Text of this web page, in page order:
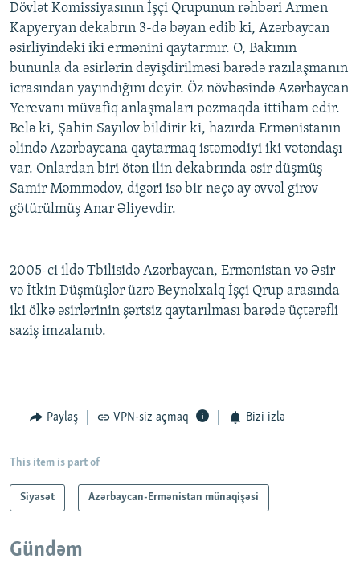
Dövlət Komissiyasının İşçi Qrupunun rəhbəri Armen
Kapyeryan dekabrın 3-də bəyan edib ki, Azərbaycan
əsirliyindəki iki ermənini qaytarmır. O, Bakının
bununla da əsirlərin dəyişdirilməsi barədə razılaşmanın
icrasından yayındığını deyir. Öz növbəsində Azərbaycan
Yerevanı müvafiq anlaşmaları pozmaqda ittiham edir.
Belə ki, Şahin Sayılov bildirir ki, hazırda Ermənistanın
əlində Azərbaycana qaytarmaq istəmədiyi iki vətəndaşı
var. Onlardan biri ötən ilin dekabrında əsir düşmüş
Samir Məmmədov, digəri isə bir neçə ay əvvəl girov
götürülmüş Anar Əliyevdir.
2005-ci ildə Tbilisidə Azərbaycan, Ermənistan və Əsir
və İtkin Düşmüşlər üzrə Beynəlxalq İşçi Qrup arasında
iki ölkə əsirlərinin şərtsiz qaytarılması barədə üçtərəfli
saziş imzalanıb.
Paylaş VPN-siz açmaq Bizi izlə
This item is part of
Siyasət Azərbaycan-Ermənistan münaqişəsi
Gündəm